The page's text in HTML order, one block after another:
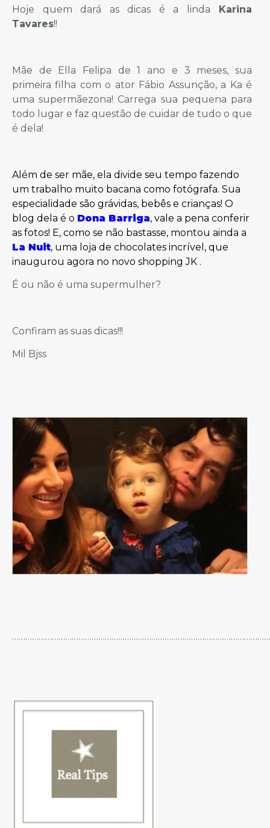
Hoje quem dará as dicas é a linda Karina
Tavares!!
Mãe de Ella Felipa de 1 ano e 3 meses, sua
primeira filha com o ator Fábio Assunção, a Ka é
uma supermãezona! Carrega sua pequena para
todo lugar e faz questão de cuidar de tudo o que
é dela!
Além de ser mãe, ela divide seu tempo fazendo
um trabalho muito bacana como fotógrafa. Sua
especialidade são grávidas, bebês e crianças! O
blog dela é o Dona Barriga, vale a pena conferir
as fotos! E, como se não bastasse, montou ainda a
La Nuit, uma loja de chocolates incrível, que
inaugurou agora no novo shopping JK .
É ou não é uma supermulher?
Confiram as suas dicas!!!
Mil Bjss